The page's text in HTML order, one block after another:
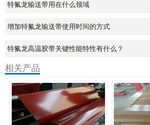
特氟龙输送带用在什么领域
增加特氟龙输送带使用时间的方式
特氟龙高温胶带关键性能特性有什么？
相关产品